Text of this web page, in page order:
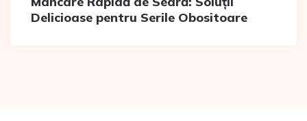
Delicioase pentru Serile Obositoare